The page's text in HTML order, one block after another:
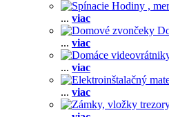
... viac
... viac
... viac
... viac